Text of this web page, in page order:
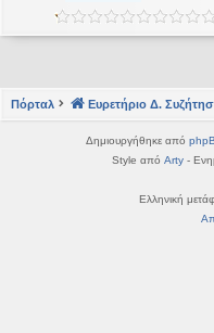
Πόρταλ Ευρετήριο Δ.
Δημιουργήθηκε από
Style από Arty-
Ελληνική